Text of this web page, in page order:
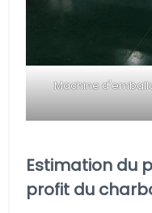
Machine
Estimation du
profit du